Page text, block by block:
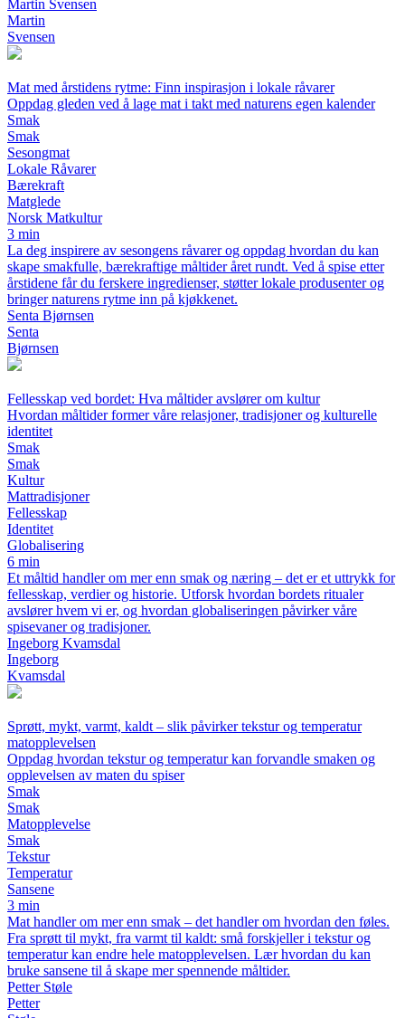
Martin Svensen
Martin
Svensen
Mat med årstidens rytme: Finn inspirasjon i lokale råvarer
Oppdag gleden ved å lage mat i takt med naturens egen kalender
Smak
Smak
Sesongmat
Lokale Råvarer
Bærekraft
Matglede
Norsk Matkultur
3 min
La deg inspirere av sesongens råvarer og oppdag hvordan du kan
skape smakfulle, bærekraftige måltider året rundt. Ved å spise etter
årstidene får du ferskere ingredienser, støtter lokale produsenter og
bringer naturens rytme inn på kjøkkenet.
Senta Bjørnsen
Senta
Bjørnsen
Fellesskap ved bordet: Hva måltider avslører om kultur
Hvordan måltider former våre relasjoner, tradisjoner og kulturelle
identitet
Smak
Smak
Kultur
Mattradisjoner
Fellesskap
Identitet
Globalisering
6 min
Et måltid handler om mer enn smak og næring – det er et uttrykk for
fellesskap, verdier og historie. Utforsk hvordan bordets ritualer
avslører hvem vi er, og hvordan globaliseringen påvirker våre
spisevaner og tradisjoner.
Ingeborg Kvamsdal
Ingeborg
Kvamsdal
Sprøtt, mykt, varmt, kaldt – slik påvirker tekstur og temperatur
matopplevelsen
Oppdag hvordan tekstur og temperatur kan forvandle smaken og
opplevelsen av maten du spiser
Smak
Smak
Matopplevelse
Smak
Tekstur
Temperatur
Sansene
3 min
Mat handler om mer enn smak – det handler om hvordan den føles.
Fra sprøtt til mykt, fra varmt til kaldt: små forskjeller i tekstur og
temperatur kan endre hele matopplevelsen. Lær hvordan du kan
bruke sansene til å skape mer spennende måltider.
Petter Støle
Petter